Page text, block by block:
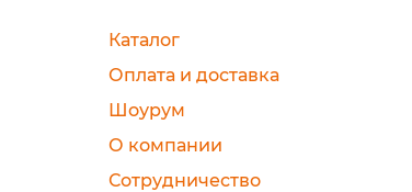
Каталог
Оплата и доставка
Шоурум
О компании
Сотрудничество